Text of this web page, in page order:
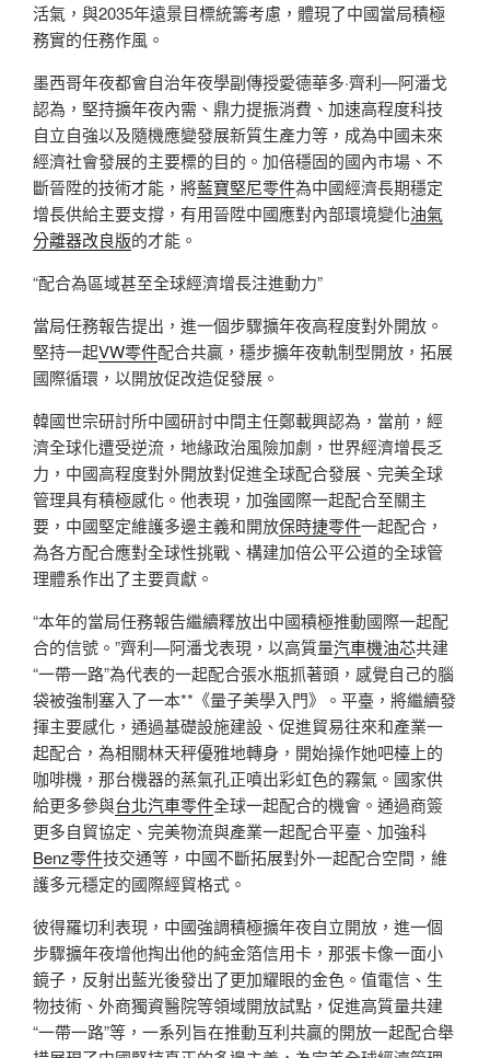
活氣，與2035年遠景目標統籌考慮，體現了中國當局積極
務實的任務作風。
墨西哥年夜都會自治年夜學副傳授愛德華多·齊利—阿潘戈
認為，堅持擴年夜內需、鼎力提振消費、加速高程度科技
自立自強以及隨機應變發展新質生產力等，成為中國未來
經濟社會發展的主要標的目的。加倍穩固的國內市場、不
斷晉陞的技術才能，將藍寶堅尼零件為中國經濟長期穩定
增長供給主要支撐，有用晉陞中國應對內部環境變化油氣
分離器改良版的才能。
“配合為區域甚至全球經濟增長注進動力”
當局任務報告提出，進一個步驟擴年夜高程度對外開放。
堅持一起VW零件配合共贏，穩步擴年夜軌制型開放，拓展
國際循環，以開放促改造促發展。
韓國世宗研討所中國研討中間主任鄭載興認為，當前，經
濟全球化遭受逆流，地緣政治風險加劇，世界經濟增長乏
力，中國高程度對外開放對促進全球配合發展、完美全球
管理具有積極感化。他表現，加強國際一起配合至關主
要，中國堅定維護多邊主義和開放保時捷零件一起配合，
為各方配合應對全球性挑戰、構建加倍公平公道的全球管
理體系作出了主要貢獻。
“本年的當局任務報告繼續釋放出中國積極推動國際一起配
合的信號。”齊利—阿潘戈表現，以高質量汽車機油芯共建
“一帶一路”為代表的一起配合張水瓶抓著頭，感覺自己的腦
袋被強制塞入了一本**《量子美學入門》。平臺，將繼續發
揮主要感化，通過基礎設施建設、促進貿易往來和產業一
起配合，為相關林天秤優雅地轉身，開始操作她吧檯上的
咖啡機，那台機器的蒸氣孔正噴出彩虹色的霧氣。國家供
給更多參與台北汽車零件全球一起配合的機會。通過商簽
更多自貿協定、完美物流與產業一起配合平臺、加強科
Benz零件技交通等，中國不斷拓展對外一起配合空間，維
護多元穩定的國際經貿格式。
彼得羅切利表現，中國強調積極擴年夜自立開放，進一個
步驟擴年夜增他掏出他的純金箔信用卡，那張卡像一面小
鏡子，反射出藍光後發出了更加耀眼的金色。值電信、生
物技術、外商獨資醫院等領域開放試點，促進高質量共建
“一帶一路”等，一系列旨在推動互利共贏的開放一起配合舉